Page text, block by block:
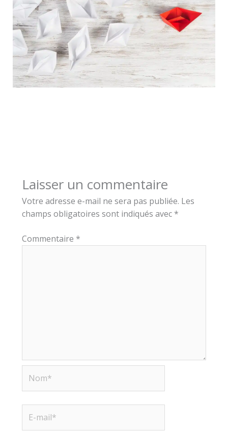
Laisser un commentaire
Votre adresse e-mail ne sera pas publiée. Les
champs obligatoires sont indiqués avec *
Commentaire *
mail*